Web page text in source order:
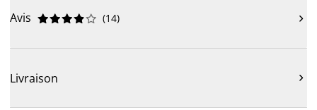
Avis 




 (14) 
Livraison 